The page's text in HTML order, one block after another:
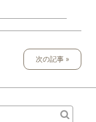
次の記事 »